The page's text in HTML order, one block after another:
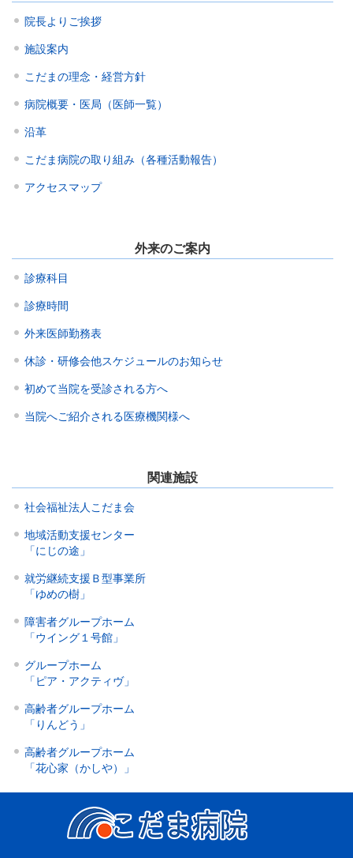
院長よりご挨拶
施設案内
こだまの理念・経営方針
病院概要・医局（医師一覧）
沿革
こだま病院の取り組み（各種活動報告）
アクセスマップ
外来のご案内
診療科目
診療時間
外来医師勤務表
休診・研修会他スケジュールのお知らせ
初めて当院を受診される方へ
当院へご紹介される医療機関様へ
関連施設
社会福祉法人こだま会
地域活動支援センター
「にじの途」
就労継続支援Ｂ型事業所
「ゆめの樹」
障害者グループホーム
「ウイング１号館」
グループホーム
「ピア・アクティヴ」
高齢者グループホーム
「りんどう」
高齢者グループホーム
「花心家（かしや）」